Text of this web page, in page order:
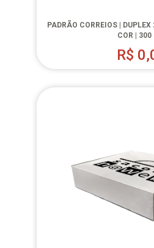
PADRÃO CORREIOS |
COR | 300
R$